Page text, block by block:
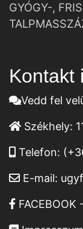
GYÓGY-,
Kontakt
Vedd fel
Székhely:
Telefon:
E-mail: